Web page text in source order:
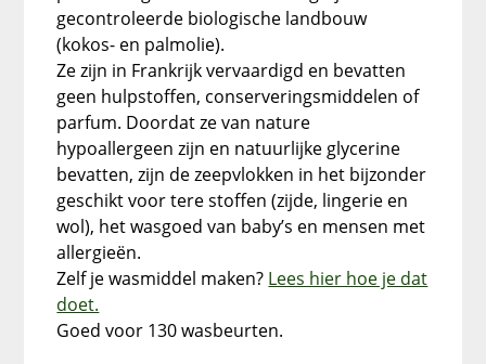
gecontroleerde biologische landbouw
(kokos- en palmolie).
Ze zijn in Frankrijk vervaardigd en bevatten
geen hulpstoffen, conserveringsmiddelen of
parfum. Doordat ze van nature
hypoallergeen zijn en natuurlijke glycerine
bevatten, zijn de zeepvlokken in het bijzonder
geschikt voor tere stoffen (zijde, lingerie en
wol), het wasgoed van baby’s en mensen met
allergieën.
Zelf je wasmiddel maken? Lees hier hoe je dat
doet.
Goed voor 130 wasbeurten.